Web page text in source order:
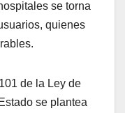
se torna
quienes
de la Ley de
se plantea